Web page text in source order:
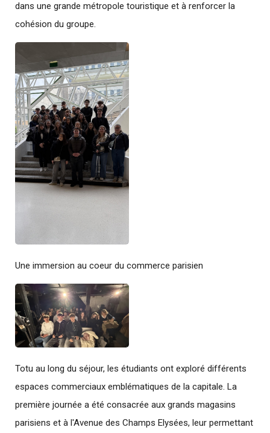
dans une grande métropole touristique et à renforcer la
cohésion du groupe.
Une immersion au coeur du commerce parisien
Totu au long du séjour, les étudiants ont exploré différents
espaces commerciaux emblématiques de la capitale. La
première journée a été consacrée aux grands magasins
parisiens et à l'Avenue des Champs Elysées, leur permettant